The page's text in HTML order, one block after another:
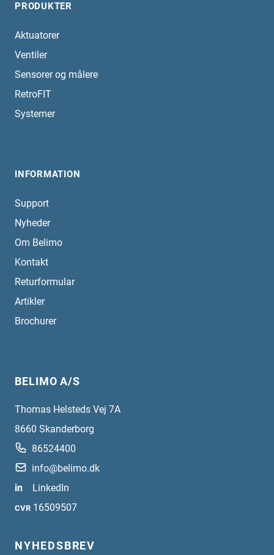
PRODUKTER
Aktuatorer
Ventiler
Sensorer og målere
RetroFIT
Systemer
INFORMATION
Support
Nyheder
Om Belimo
Kontakt
Returformular
Artikler
Brochurer
BELIMO A/S
Thomas Helsteds Vej 7A
8660 Skanderborg
86524400
info@belimo.dk
in
LinkedIn
CVR 16509507
NYHEDSBREV